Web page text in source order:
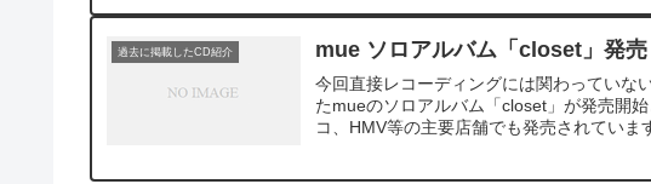
過去に掲載したCD紹介 mue ソロアルバム「closet」発売
今回直接レコーディングには関わっていな
たmueのソロアルバム「closet」が発売開
コ、HMV等の主要店舗でも発売されていま